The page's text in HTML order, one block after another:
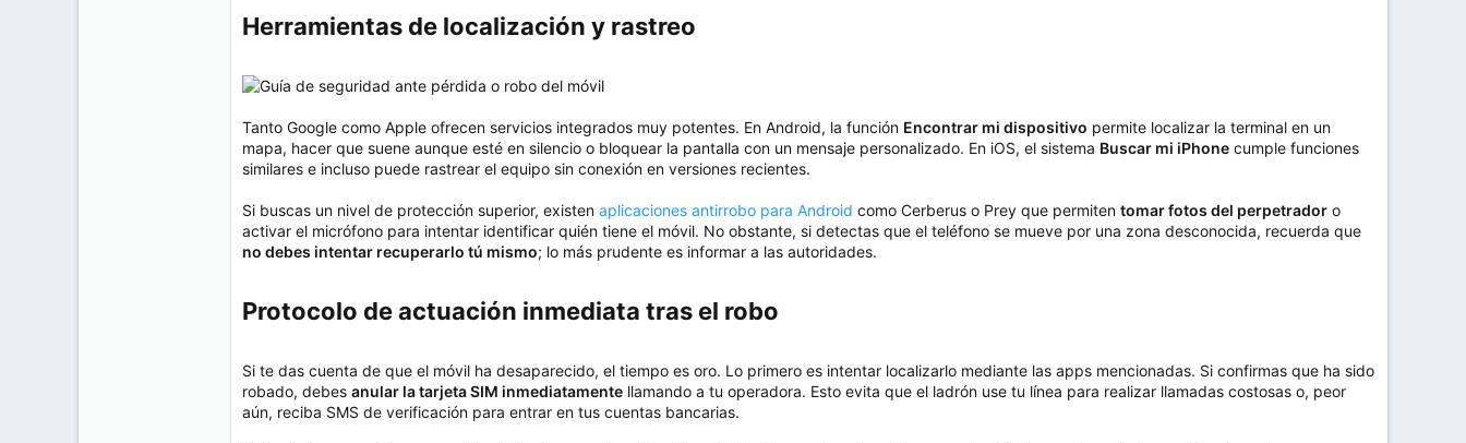
Herramientas de localización y rastreo​
Tanto Google como Apple ofrecen servicios integrados muy potentes. En Android, la función Encontrar mi dispositivo permite localizar la terminal en un
mapa, hacer que suene aunque esté en silencio o bloquear la pantalla con un mensaje personalizado. En iOS, el sistema Buscar mi iPhone cumple funciones
similares e incluso puede rastrear el equipo sin conexión en versiones recientes.
Si buscas un nivel de protección superior, existen aplicaciones antirrobo para Android como Cerberus o Prey que permiten tomar fotos del perpetrador o
activar el micrófono para intentar identificar quién tiene el móvil. No obstante, si detectas que el teléfono se mueve por una zona desconocida, recuerda que
no debes intentar recuperarlo tú mismo; lo más prudente es informar a las autoridades.
Protocolo de actuación inmediata tras el robo​
Si te das cuenta de que el móvil ha desaparecido, el tiempo es oro. Lo primero es intentar localizarlo mediante las apps mencionadas. Si confirmas que ha sido
robado, debes anular la tarjeta SIM inmediatamente llamando a tu operadora. Esto evita que el ladrón use tu línea para realizar llamadas costosas o, peor
aún, reciba SMS de verificación para entrar en tus cuentas bancarias.